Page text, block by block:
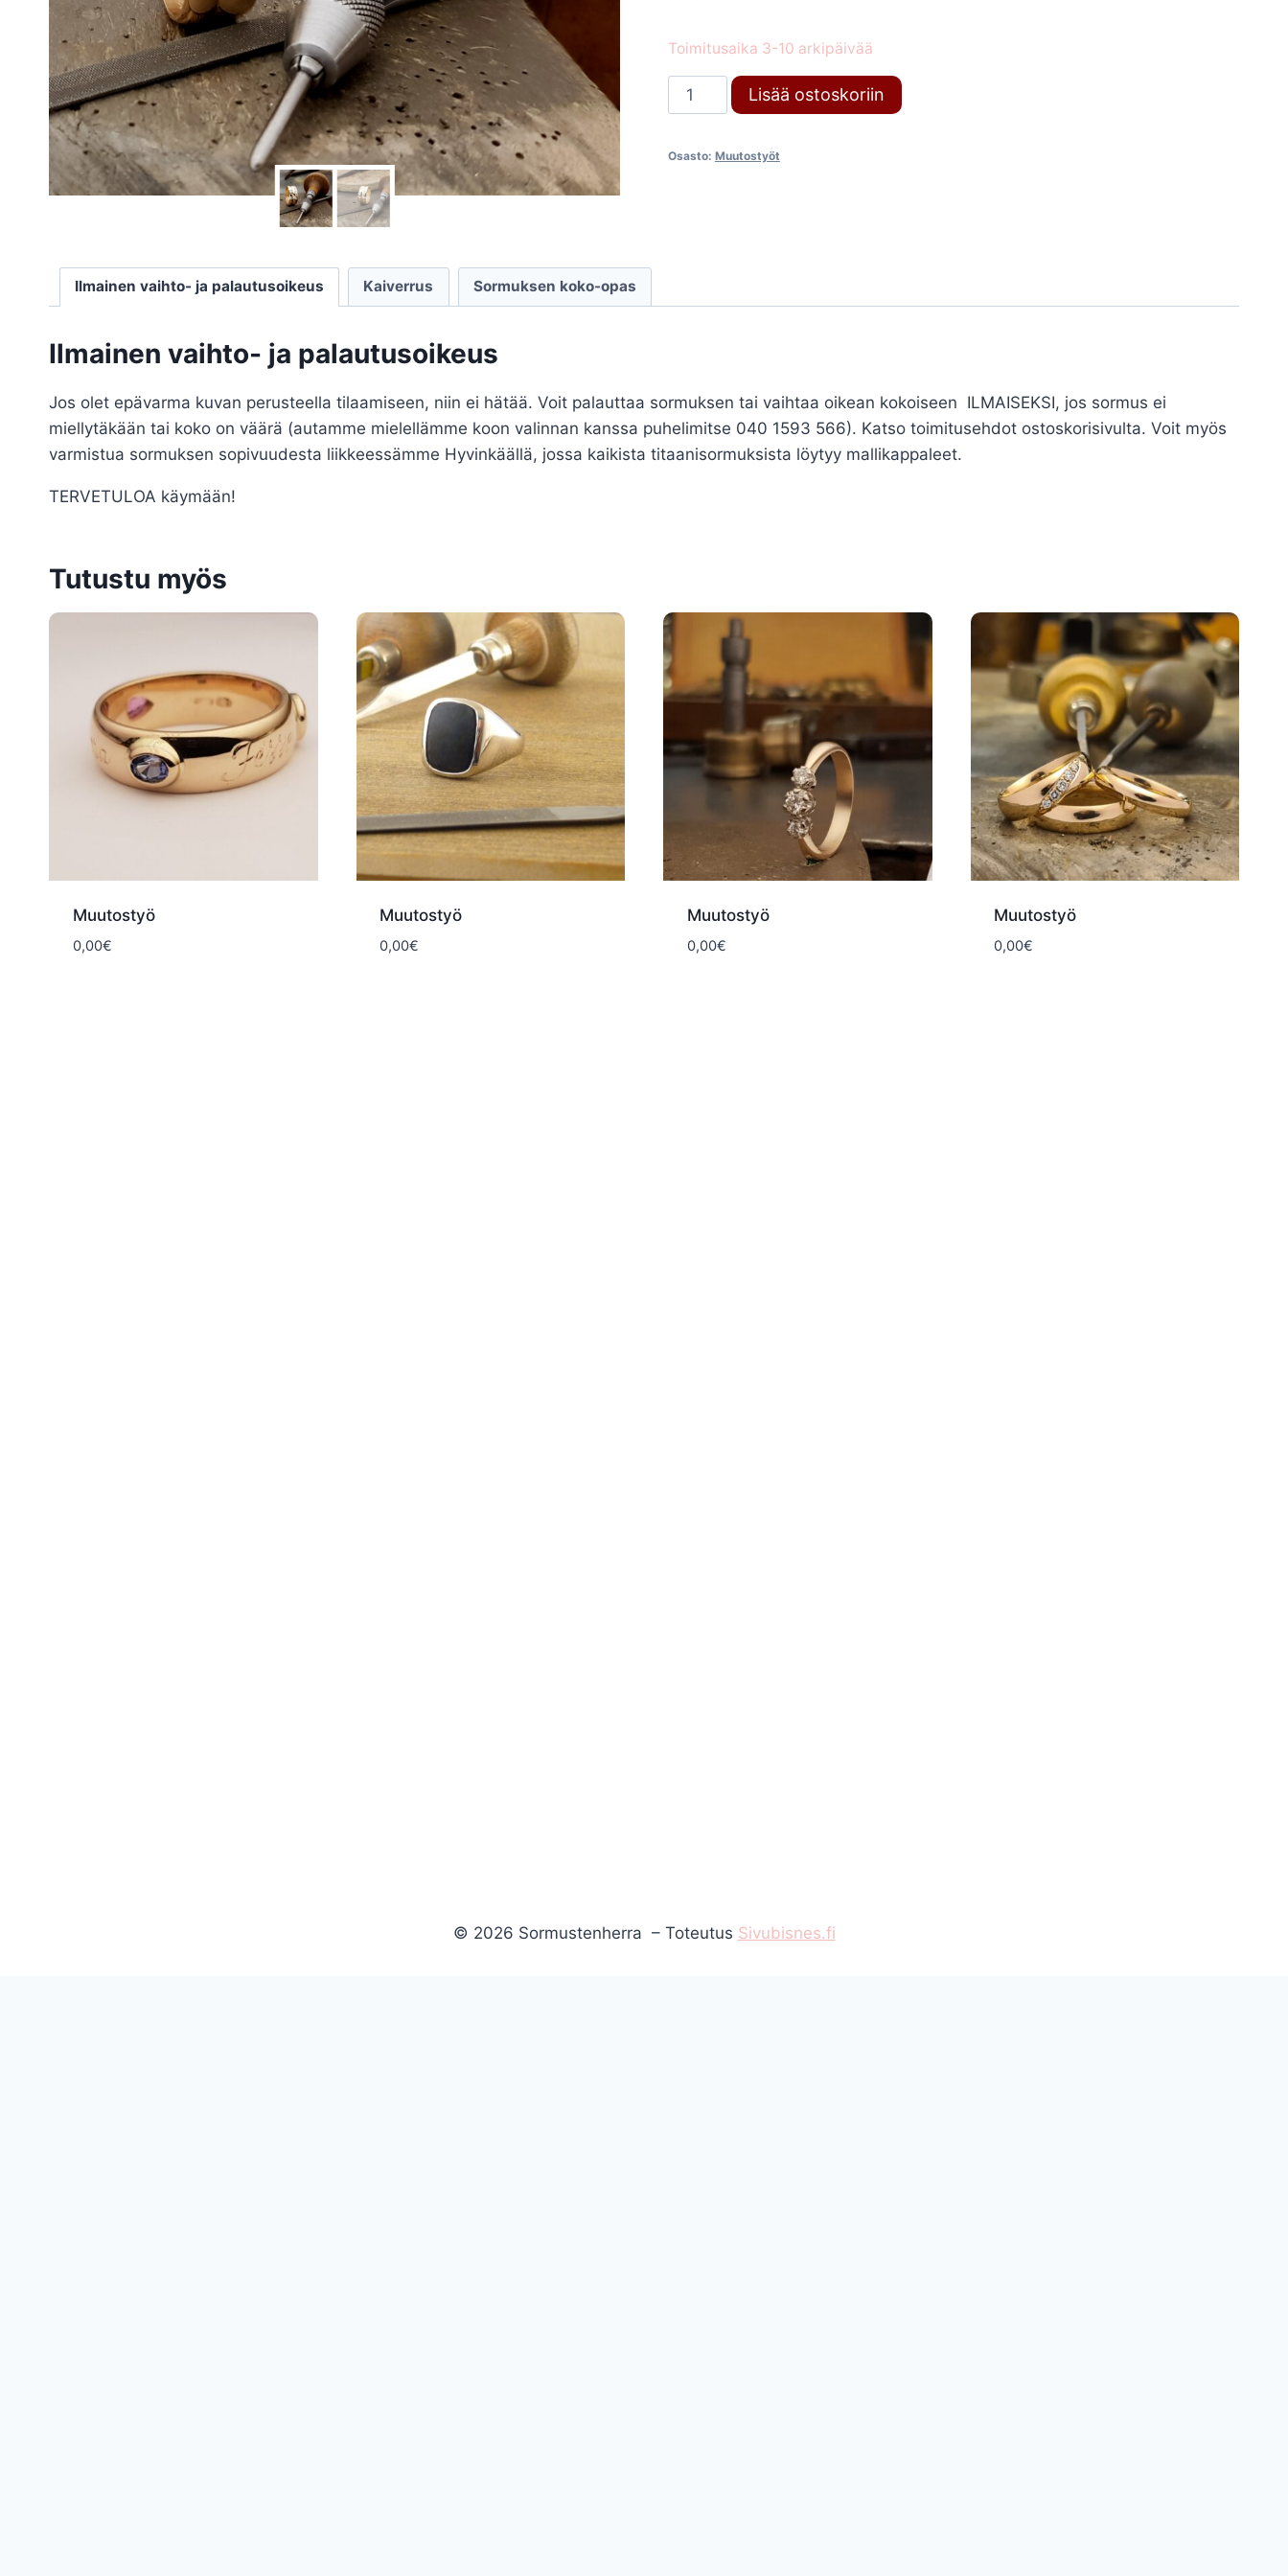
Toimitusaika 3-10 arkipäivää
Muutostyö
määrä
Lisää ostoskoriin
Osasto: Muutostyöt
Ilmainen vaihto- ja palautusoikeus Kaiverrus Sormuksen koko-opas
Ilmainen vaihto- ja palautusoikeus
Jos olet epävarma kuvan perusteella tilaamiseen, niin ei hätää. Voit palauttaa sormuksen tai vaihtaa oikean kokoiseen ILMAISEKSI, jos sormus ei
miellytäkään tai koko on väärä (autamme mielellämme koon valinnan kanssa puhelimitse 040 1593 566). Katso toimitusehdot ostoskorisivulta. Voit myös
varmistua sormuksen sopivuudesta liikkeessämme Hyvinkäällä, jossa kaikista titaanisormuksista löytyy mallikappaleet.
TERVETULOA käymään!
Tutustu myös
Muutostyö
0,00€
Muutostyö
0,00€
Muutostyö
0,00€
Muutostyö
0,00€
© 2026 Sormustenherra – Toteutus Sivubisnes.fi